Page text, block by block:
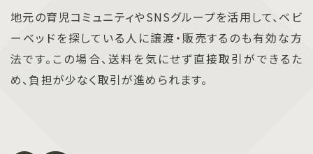
地元の育児コミュニティやSNSグループを活用して、ベビ
ーベッドを探している人に譲渡・販売するのも有効な方
法です。この場合、送料を気にせず直接取引ができるた
め、負担が少なく取引が進められます。